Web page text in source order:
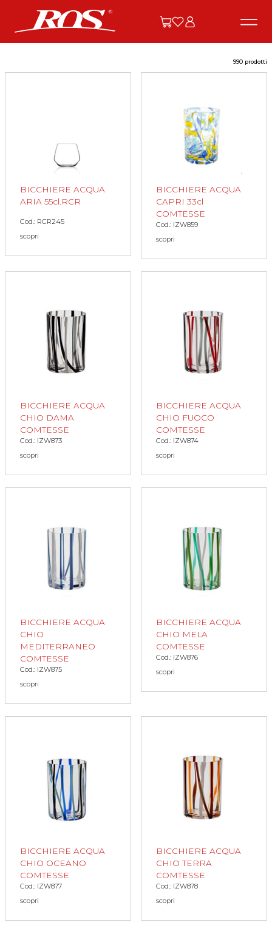
990 prodotti
BICCHIERE ACQUA
ARIA 55cl.RCR
Cod.: RCR245
scopri
BICCHIERE ACQUA
CAPRI 33cl
COMTESSE
Cod.: IZW859
scopri
BICCHIERE ACQUA
CHIO DAMA
COMTESSE
Cod.: IZW873
scopri
BICCHIERE ACQUA
CHIO FUOCO
COMTESSE
Cod.: IZW874
scopri
BICCHIERE ACQUA
CHIO
MEDITERRANEO
COMTESSE
Cod.: IZW875
scopri
BICCHIERE ACQUA
CHIO MELA
COMTESSE
Cod.: IZW876
scopri
BICCHIERE ACQUA
CHIO OCEANO
COMTESSE
Cod.: IZW877
scopri
BICCHIERE ACQUA
CHIO TERRA
COMTESSE
Cod.: IZW878
scopri